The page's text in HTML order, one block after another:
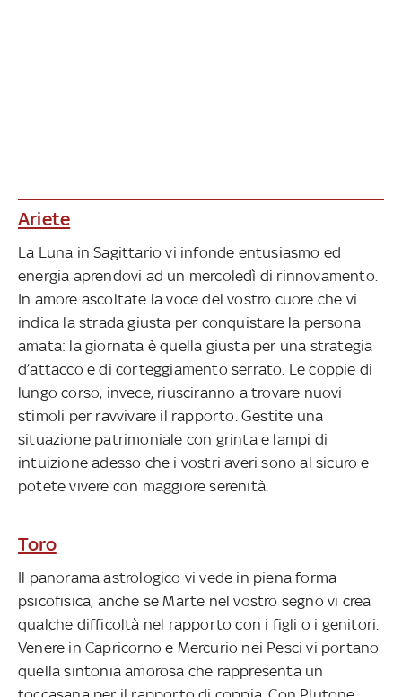
Ariete
La Luna in Sagittario vi infonde entusiasmo ed
energia aprendovi ad un mercoledì di rinnovamento.
In amore ascoltate la voce del vostro cuore che vi
indica la strada giusta per conquistare la persona
amata: la giornata è quella giusta per una strategia
d’attacco e di corteggiamento serrato. Le coppie di
lungo corso, invece, riusciranno a trovare nuovi
stimoli per ravvivare il rapporto. Gestite una
situazione patrimoniale con grinta e lampi di
intuizione adesso che i vostri averi sono al sicuro e
potete vivere con maggiore serenità.
Toro
Il panorama astrologico vi vede in piena forma
psicofisica, anche se Marte nel vostro segno vi crea
qualche difficoltà nel rapporto con i figli o i genitori.
Venere in Capricorno e Mercurio nei Pesci vi portano
quella sintonia amorosa che rappresenta un